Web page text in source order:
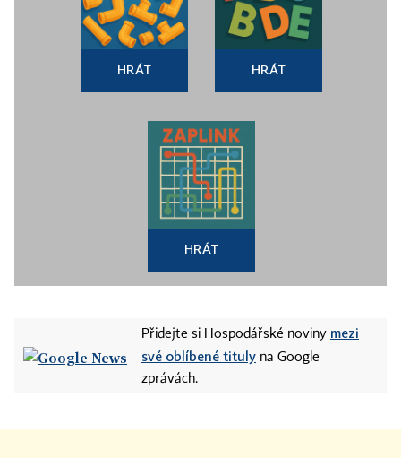
HRÁT HRÁT
HRÁT
Přidejte si Hospodářské noviny mezi
své oblíbené tituly na Google
zprávách.